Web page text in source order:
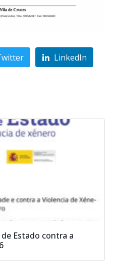
LinkedIn
Estado contra a